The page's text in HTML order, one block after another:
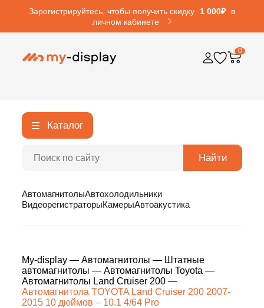
Зарегистрируйтесь, чтобы получить скидку 1 000₽
в
личном кабинете
0
Каталог
Найти
АвтомагнитолыАвтохолодильники
ВидеорегистраторыКамерыАвтоакустика
My-display — Автомагнитолы — Штатные
автомагнитолы — Автомагнитолы Toyota —
Автомагнитолы Land Cruiser 200 —
Автомагнитола TOYOTA Land Cruiser 200 2007-
2015 10 дюймов – 10.1 4/64 Pro